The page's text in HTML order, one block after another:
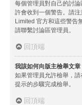
每個管理員對自己的討
許會收到一個警告。請
Limited 官方和這些警告
請聯繫討論區管理員。
回頂端
我該如何向版主檢舉文章
如果管理員允許檢舉，
提示的步驟完成檢舉。
回頂端